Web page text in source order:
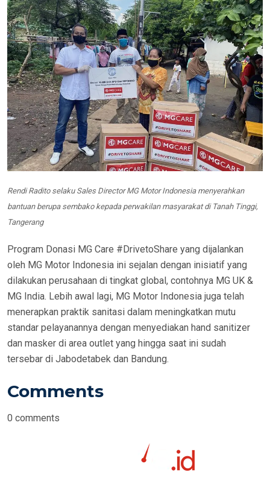
Rendi Radito selaku Sales Director MG Motor Indonesia menyerahkan
bantuan berupa sembako kepada perwakilan masyarakat di Tanah Tinggi,
Tangerang
Program Donasi MG Care #DrivetoShare yang dijalankan
oleh MG Motor Indonesia ini sejalan dengan inisiatif yang
dilakukan perusahaan di tingkat global, contohnya MG UK &
MG India. Lebih awal lagi, MG Motor Indonesia juga telah
menerapkan praktik sanitasi dalam meningkatkan mutu
standar pelayanannya dengan menyediakan hand sanitizer
dan masker di area outlet yang hingga saat ini sudah
tersebar di Jabodetabek dan Bandung.
Comments
0 comments